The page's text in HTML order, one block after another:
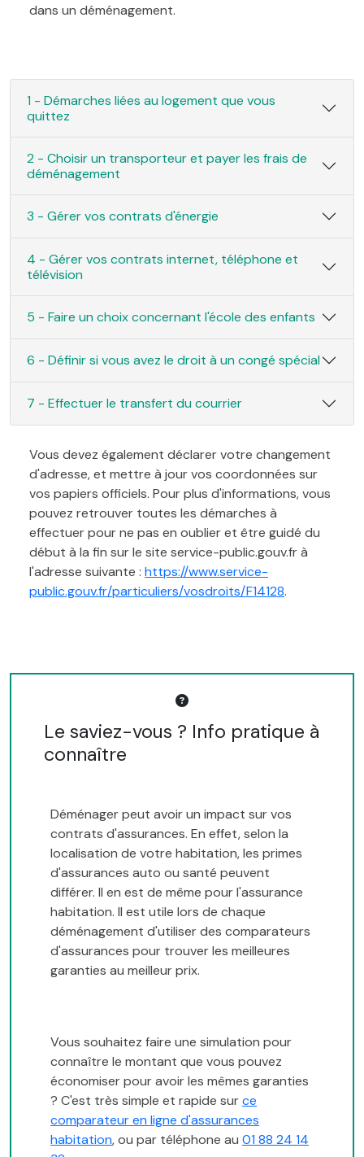
dans un déménagement.
1 - Démarches liées au logement que vous
quittez
2 - Choisir un transporteur et payer les frais de
déménagement
3 - Gérer vos contrats d'énergie
4 - Gérer vos contrats internet, téléphone et
télévision
5 - Faire un choix concernant l'école des enfants
6 - Définir si vous avez le droit à un congé spécial
7 - Effectuer le transfert du courrier
Vous devez également déclarer votre changement
d'adresse, et mettre à jour vos coordonnées sur
vos papiers officiels. Pour plus d'informations, vous
pouvez retrouver toutes les démarches à
effectuer pour ne pas en oublier et être guidé du
début à la fin sur le site service-public.gouv.fr à
l'adresse suivante : https://www.service-
public.gouv.fr/particuliers/vosdroits/F14128.
Le saviez-vous ? Info pratique à
connaître
Déménager peut avoir un impact sur vos
contrats d'assurances. En effet, selon la
localisation de votre habitation, les primes
d'assurances auto ou santé peuvent
différer. Il en est de même pour l'assurance
habitation. Il est utile lors de chaque
déménagement d'utiliser des comparateurs
d'assurances pour trouver les meilleures
garanties au meilleur prix.
Vous souhaitez faire une simulation pour
connaître le montant que vous pouvez
économiser pour avoir les mêmes garanties
? C'est très simple et rapide surce
comparateur en ligne d'assurances
habitation, ou par téléphone au 01 88 24 14